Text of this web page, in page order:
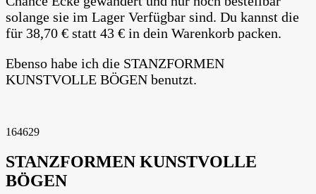
solange sie im Lager Verfügbar sind. Du kannst die
für 38,70 € statt 43 € in dein Warenkorb packen.
Ebenso habe ich die STANZFORMEN
KUNSTVOLLE BÖGEN benutzt.
164629
STANZFORMEN KUNSTVOLLE
BÖGEN